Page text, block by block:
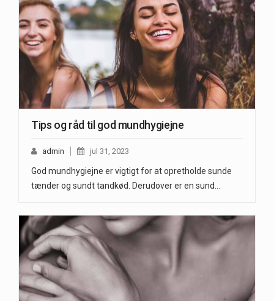
Tips og råd til god mundhygiejne
admin jul 31, 2023
God mundhygiejne er vigtigt for at opretholde sunde
tænder og sundt tandkød. Derudover er en sund…